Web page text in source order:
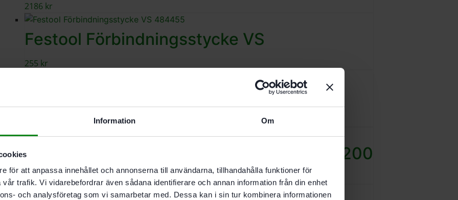
Information Om
för att anpassa innehållet och annonserna till användarna, tillhandahålla funktioner för
trafik. Vi vidarebefordrar även sådana identifierare och annan information från din enhet
och analysföretag som vi samarbetar med. Dessa kan i sin tur kombinera informationen
2186 kr
Festool Förbindningsstycke VS
255 kr
Festool Frässpindel ASL20/OF1010
Festool Frässpindel ASL20/OF1400-OF2200
834kr